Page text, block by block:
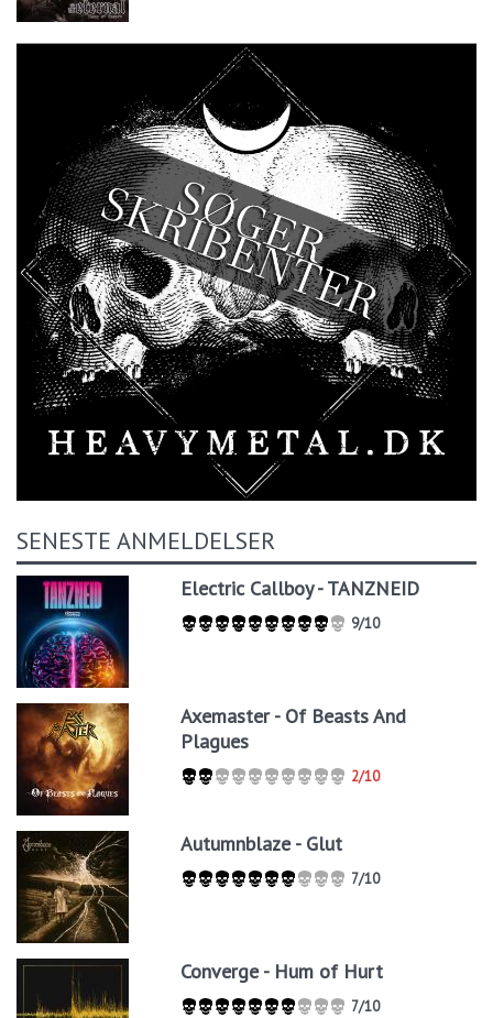
SENESTE ANMELDELSER
Electric Callboy - TANZNEID
9/10
Axemaster - Of Beasts And
Plagues
2/10
Autumnblaze - Glut
7/10
Converge - Hum of Hurt
7/10